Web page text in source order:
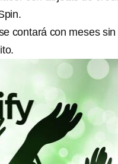
contará con meses sin